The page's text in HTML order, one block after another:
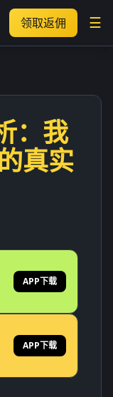
领取返佣 ☰
：我
真实
APP下载
APP下载